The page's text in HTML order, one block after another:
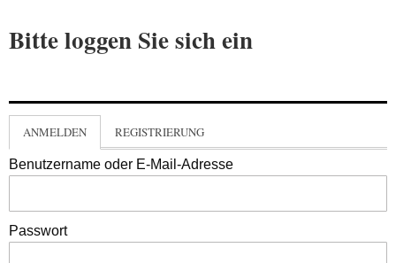
Bitte loggen Sie sich ein
ANMELDEN REGISTRIERUNG
Benutzername oder E-Mail-Adresse
Passwort